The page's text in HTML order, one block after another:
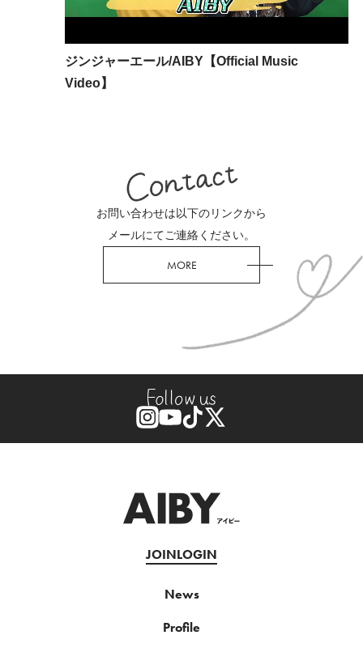
ジンジャーエール/AIBY【Official Music
Video】
お問い合わせは以下のリンクから
メールにてご連絡ください。
MORE
JOINLOGIN
News
Profile